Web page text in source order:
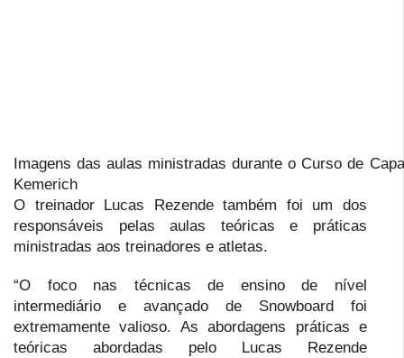
Imagens das aulas ministradas durante o Curso de
Kemerich
O treinador Lucas Rezende também foi um dos
responsáveis pelas aulas teóricas e práticas
ministradas aos treinadores e atletas.
“O foco nas técnicas de ensino de nível
intermediário e avançado de Snowboard foi
extremamente valioso. As abordagens práticas e
teóricas abordadas pelo Lucas Rezende